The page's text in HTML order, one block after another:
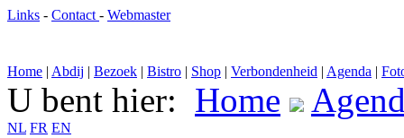
Links - Contact - Webmaster
Home | Abdij | Bezoek | Bistro | Shop | Verbondenheid | Agenda |
U bent hier: Home
NL FR EN